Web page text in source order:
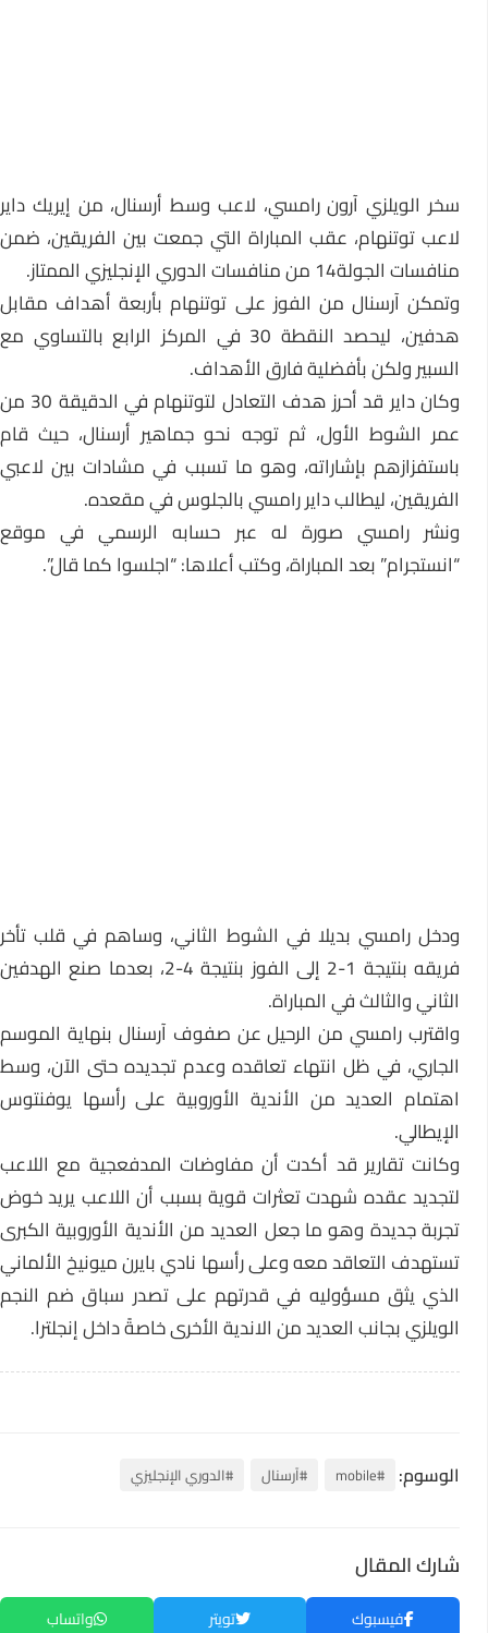
سخر الويلزي آرون رامسي، لاعب وسط أرسنال، من إيريك داير
لاعب توتنهام، عقب المباراة التي جمعت بين الفريقين، ضمن
منافسات الجولة14 من منافسات الدوري الإنجليزي الممتاز.
وتمكن آرسنال من الفوز على توتنهام بأربعة أهداف مقابل
هدفين، ليحصد النقطة 30 في المركز الرابع بالتساوي مع
السبير ولكن بأفضلية فارق الأهداف.
وكان داير قد أحرز هدف التعادل لتوتنهام في الدقيقة 30 من
عمر الشوط الأول، ثم توجه نحو جماهير أرسنال، حيث قام
باستفزازهم بإشاراته، وهو ما تسبب في مشادات بين لاعبي
الفريقين، ليطالب داير رامسي بالجلوس في مقعده.
ونشر رامسي صورة له عبر حسابه الرسمي في موقع
“انستجرام” بعد المباراة، وكتب أعلاها: “اجلسوا كما قال”.
ودخل رامسي بديلا في الشوط الثاني، وساهم في قلب تأخر
فريقه بنتيجة 1-2 إلى الفوز بنتيجة 4-2، بعدما صنع الهدفين
الثاني والثالث في المباراة.
واقترب رامسي من الرحيل عن صفوف آرسنال بنهاية الموسم
الجاري، في ظل انتهاء تعاقده وعدم تجديده حتى الآن، وسط
اهتمام العديد من الأندية الأوروبية على رأسها يوفنتوس
الإيطالي.
وكانت تقارير قد أكدت أن مفاوضات المدفعجية مع اللاعب
لتجديد عقده شهدت تعثرات قوية بسبب أن اللاعب يريد خوض
تجربة جديدة وهو ما جعل العديد من الأندية الأوروبية الكبرى
تستهدف التعاقد معه وعلى رأسها نادي بايرن ميونيخ الألماني
الذي يثق مسؤوليه في قدرتهم على تصدر سباق ضم النجم
الويلزي بجانب العديد من الاندية الأخرى خاصةً داخل إنجلترا.
الوسوم: #mobile #آرسنال #الدوري الإنجليزي
شارك المقال
فيسبوك تويتر واتساب